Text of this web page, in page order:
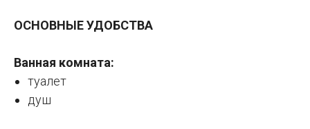
ОСНОВНЫЕ УДОБСТВА
Ванная комната:
туалет
душ